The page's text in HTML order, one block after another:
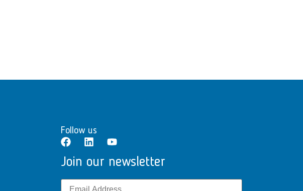
Follow us
Join our newsletter